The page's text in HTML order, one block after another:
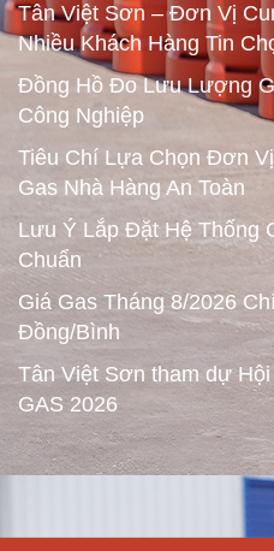
Tân Việt Sơn – Đơn Vị
Nhiều Khách Hàng Tin
Đồng Hồ Đo Lưu Lượng
Công Nghiệp
Tiêu Chí Lựa Chọn Đơn
Gas Nhà Hàng An Toàn
Lưu Ý Lắp Đặt Hệ Thống
Chuẩn
Giá Gas Tháng 8/2026
Đồng/Bình
Tân Việt Sơn tham dự
GAS 2026